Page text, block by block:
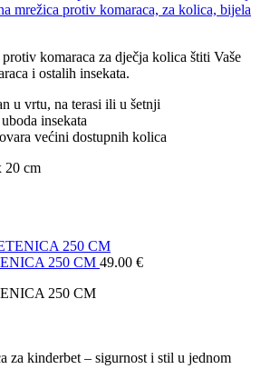
mrežica protiv komaraca, za kolica, bijela
komaraca za dječja kolica štiti Vaše
i ostalih insekata.
u vrtu, na terasi ili u šetnji
insekata
većini dostupnih kolica
20 cm
250 CM 49.00 €
250 CM
za kinderbet – sigurnost i stil u jednom